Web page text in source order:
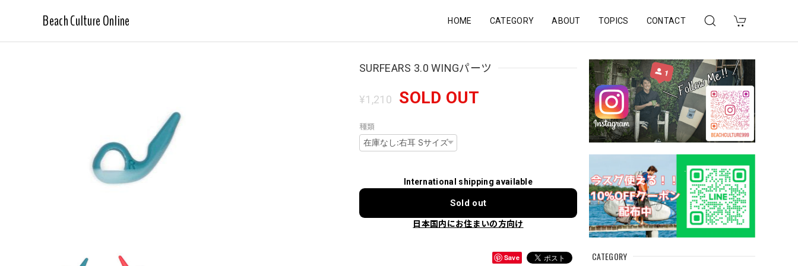
Beach Culture Online HOME CATEGORY ABOUT TOPICS CONTACT
CATEGORY
SURFEARS 3.0 WINGパーツ
¥1,210 SOLD OUT
種類
International shipping available
Sold out
日本国内にお住まいの方向け
Save